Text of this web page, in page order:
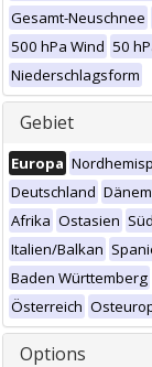
Gesamt-Neuschnee
500 hPa Wind 50
Niederschlagsform
Gebiet
Europa
Deutschland
Afrika Ostasien
Italien/Balkan
Baden Württemberg
Österreich
Options